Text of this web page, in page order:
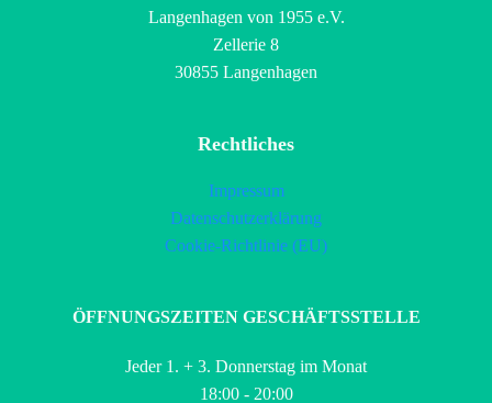
Langenhagen von 1955 e.V.
Zellerie 8
30855 Langenhagen
Rechtliches
Impressum
Datenschutzerklärung
Cookie-Richtlinie (EU)
ÖFFNUNGSZEITEN GESCHÄFTSSTELLE
Jeder 1. + 3. Donnerstag im Monat
18:00 - 20:00